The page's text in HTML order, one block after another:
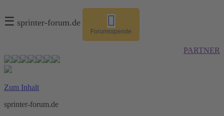
☰ sprinter-forum.de
Forumsspende
PARTNER
Zum Inhalt
sprinter-forum.de